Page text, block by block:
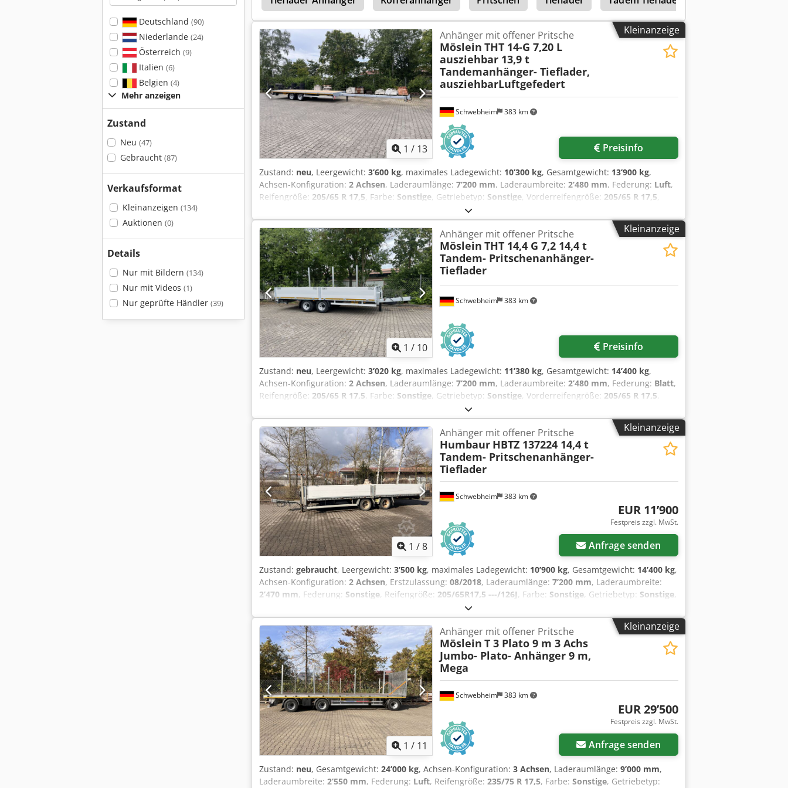
Deutschland (90)
Niederlande (24)
Österreich (9)
Italien (6)
Belgien (4)
Mehr anzeigen
Zustand
Neu (47)
Gebraucht (87)
Verkaufsformat
Kleinanzeigen (134)
Auktionen (0)
Details
Nur mit Bildern (134)
Nur mit Videos (1)
Nur geprüfte Händler (39)
Druckfehler, Irrtümer und Änderungen vorbehalten, Muster- Bilder --, Mehr Daten unter: !, More Details:
! Chedpfx Aozrqknoctsa
Kleinanzeige
1 / 13
Schwebheim 383 km
Anhänger mit offener Pritsche
Möslein THT 14-G 7,20 L
ausziehbar 13,9 t
Tandemanhänger- Tieflader,
ausziehbarLuftgefedert
Preisinfo
Zustand: neu, Leergewicht: 3’600 kg, maximales Ladegewicht: 10’300 kg, Gesamtgewicht: 13’900 kg,
Achsen-Konfiguration: 2 Achsen, Laderaumlänge: 7’200 mm, Laderaumbreite: 2’480 mm, Federung: Luft,
Reifengröße: 205/65 R 17,5, Farbe: Sonstige, Getriebetyp: Sonstige, Vorderreifengröße: 205/65 R 17,5,
Sonstige
Ausstattung:ABS, Druckluftbremse, Zugrohr Ausziehbar um ca. 3.850 mm, Verriegelung bei ca. 1.000
mm, 2.000 mm, 3.000 mm oder 3.850 mm, Ladehöhe bel. ca. 800 mm, Fahrzeug- Innenbreite ca. 2.530
mm, mittig 4 mal Rungentaschen für Steckrungen 100 x 50, 8 x Rungentaschen im Aussenrahmen , 4
x Zurrbügel je 5,3 t, Aussenrahmen mit Zurrösen, 4 x Warntafeln mit Beleuchtung, Rundumleuchte
hinten, steckbar, Konturmarkierung und Seitenanfahrschutz, Kotflügel und Sprühnebelunterdrückung,
hinten, , -- Druckfehler, Irrtümer und Änderungen vorbehalten, Muster- Bilder --, Mehr Daten unter: !,
More Details: ! Codpezrqhyefx Acteha
Kleinanzeige
1 / 10
Schwebheim 383 km
Anhänger mit offener Pritsche
Möslein THT 14,4 G 7,2 14,4 t
Tandem- Pritschenanhänger-
Tieflader
Preisinfo
Zustand: neu, Leergewicht: 3’020 kg, maximales Ladegewicht: 11’380 kg, Gesamtgewicht: 14’400 kg,
Achsen-Konfiguration: 2 Achsen, Laderaumlänge: 7’200 mm, Laderaumbreite: 2’480 mm, Federung: Blatt,
Reifengröße: 205/65 R 17,5, Farbe: Sonstige, Getriebetyp: Sonstige, Vorderreifengröße: 205/65 R 17,5,
Sonstige
Ausstattung:ABS, Druckluftbremse, Ladehöhe bel. ca. 820 mm, Fahrzeug- Innenbreite ca. 2.480 mm,
Stirnwand Stahl- Verzinkt, 600 mm Alu- Bordwände klappbar und abnehmbar, Rungen abnehmbar, 40
mm Holzboden, mittig 3 mal Rungentaschen für Steckrungen 80 x 80, 6 x Zurrbügel, Aussenrahmen mit
Zurrösen, verstärkte Getriebestützwind mit Last und Schnellgang, Konturmarkierung und
Seitenanfahrschutz, Kotflügel und Sprühnebelunterdrückung, hinten, , Aufpreis für Stirnwand- Gitter
1.600 mm hoch (Lochblech), Preis: 1.400 Euro, , Aufpreis für Alu- Rampen Tragkarft je Paar 8 t und 2 x
Klappstützen hinten, Preis: 1.900 Euro, , -- Druckfehler, Irrtümer und Änderungen vorbehalten, Muster-
Bilder --, Mehr Daten unter: !, More Details: ! Cjdpfxszrqh Ho Actsha
Kleinanzeige
1 /8
Schwebheim 383 km
Anhänger mit offener Pritsche
Humbaur HBTZ 137224 14,4 t
Tandem- Pritschenanhänger-
Tieflader
EUR 11’900
Festpreis zzgl. MwSt.
Anfrage senden
Zustand: gebraucht, Leergewicht: 3’500 kg, maximales Ladegewicht: 10’900 kg, Gesamtgewicht: 14’400 kg,
Achsen-Konfiguration: 2 Achsen, Erstzulassung: 08/2018, Laderaumlänge: 7’200 mm, Laderaumbreite:
2’470 mm, Federung: Sonstige, Reifengröße: 205/65R17,5 ---/126J, Farbe: Sonstige, Getriebetyp: Sonstige,
, Hinterreifengröße:
Emissionsklasse:keine, Ausstattung:ABS, Druckluftbremse, 600 mm Bordwände, Stirnwand 1.200 mm
hoch, Ladehöhe ca. 850 mm, Zwilligsbereift, 10 x Zurrösen, Kundenfahrzeug, , -- Druckfehler, Irrtümer
und Änderungen vorbehalten, Muster- Bilder --, Mehr Daten unter: !, More Details: ! Cjdpjzrqf Esfx Acteha
Kleinanzeige
1 / 11
Schwebheim 383 km
Anhänger mit offener Pritsche
Möslein T 3 Plato 9 m 3 Achs
Jumbo- Plato- Anhänger 9 m,
Mega
EUR 29’500
Festpreis zzgl. MwSt.
Anfrage senden
Zustand: neu, Gesamtgewicht: 24’000 kg, Achsen-Konfiguration: 3 Achsen, Laderaumlänge: 9’000 mm,
Laderaumbreite: 2’550 mm, Federung: Luft, Reifengröße: 235/75 R 17,5, Farbe: Sonstige, Getriebetyp: